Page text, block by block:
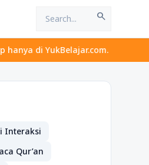
search
Mulai langkah
Interaksi
Qur’an